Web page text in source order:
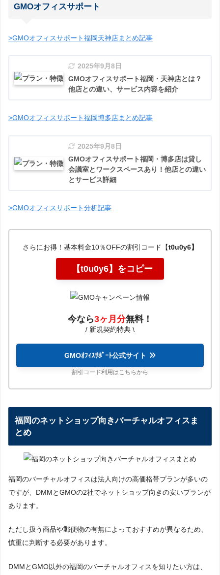
GMOオフィスサポート
>GMOオフィスサポート福岡天神店まとめ記事
2025年9月8日
GMOオフィスサポート福岡・天神店とは？
他店との違い、サービス内容を紹介
>GMOオフィスサポート福岡博多店まとめ記事
2025年9月8日
GMOオフィスサポート福岡・博多店は貸し
会議室とワークスペースあり！他店との違い
とサービス詳細
>GMOオフィスサポート分析記事
さらにお得！基本料金10％OFFの割引コード【t0u0y6】
【t0u0y6】をコピー
今なら3ヶ月分無料！
/ 新規契約特典 \
GMOｵﾌｨｽｻﾎﾟｰﾄ公式サイト
割引コード利用はこちらから
福岡のネットショップ向きバーチャルオフィスま
とめ
福岡のバーチャルオフィスは法人向けの高価格帯プランが多いの
ですが、DMMとGMOの2社でネットショップ向きの安いプランが
あります。
ただし扱う商品や郵便物の有無によっておすすめが異なるため、
慎重に判断する必要があります。
DMMとGMO以外の福岡のバーチャルオフィスを知りたい方は、